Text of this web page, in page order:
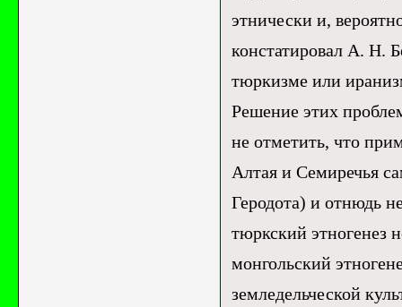
этнически и,
констатировал А. Н.
тюркизме или
Решение этих
не отметить, что
Алтая и Семиречья
Геродота) и отнюдь
тюркский этногенез
монгольский
земледельческой